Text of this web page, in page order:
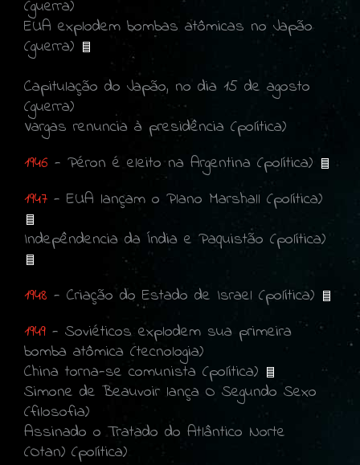
(guerra)
EUA explodem bombas atômicas no Japão
(guerra)
Capitulação do Japão, no dia 15 de agosto
(guerra)
Vargas renuncia à presidência (política)
1946 - Péron é eleito na Argentina (política)
1947 - EUA lançam o Plano Marshall (política)
Indepêndencia da Índia e Paquistão (política)
1948 - Criação do Estado de Israel (política)
1949 - Soviéticos explodem sua primeira
bomba atômica (tecnologia)
China torna-se comunista (política)
Simone de Beauvoir lança O Segundo Sexo
(filosofia)
Assinado o Tratado do Atlântico Norte
(Otan) (política)